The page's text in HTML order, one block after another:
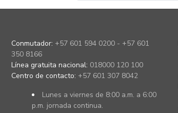
Conmutador: +57 601 594 0200 - +57 601
350 8166
Línea gratuita nacional: 018000 120 100
Centro de contacto: +57 601 307 8042
Lunes a viernes de 8:00 a.m. a 6:00
p.m. jornada continua.